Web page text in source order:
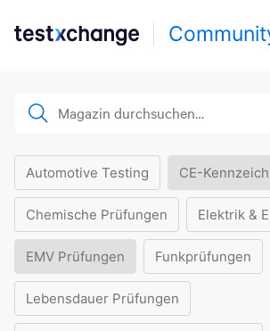
Automotive Testing CE-
Chemische Prüfungen Elektrik &
EMV Prüfungen Funkprüfungen
Lebensdauer Prüfungen